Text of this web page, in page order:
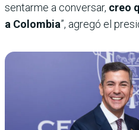
sentarme a conversar, creo
a Colombia”, agregó el